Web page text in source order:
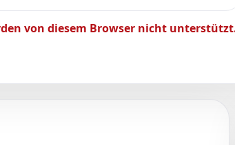
von diesem Browser nicht